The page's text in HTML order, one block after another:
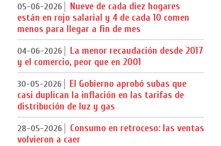
05-06-2026
Nueve de cada diez hogares
están en rojo salarial y 4 de cada 10 comen
menos para llegar a fin de mes
04-06-2026
La menor recaudación desde 2017
y el comercio, peor que en 2001
30-05-2026
El Gobierno aprobó subas que
casi duplican la inflación en las tarifas de
distribución de luz y gas
28-05-2026
Consumo en retroceso: las ventas
volvieron a caer